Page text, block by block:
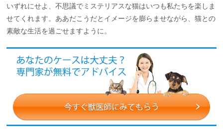
いずれにせよ、不思議でミステリアスな猫はいつも私たちを楽しま
せてくれます。ああだこうだとイメージを膨らませながら、猫との
素敵な生活を過ごせますように。